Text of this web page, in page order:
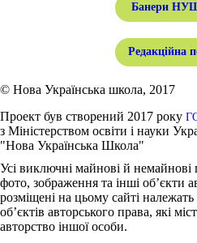
Банери
Редакційна
© Нова Українська школа, 2017
Проект був створений 2017 року
з Міністерством освіти і науки
"Нова Українська Школа"
Усі виключні майнові й немайнові
фото, зображення та інші об’єкти
розміщені на цьому сайті
об’єктів авторського права, які
авторство іншої особи.